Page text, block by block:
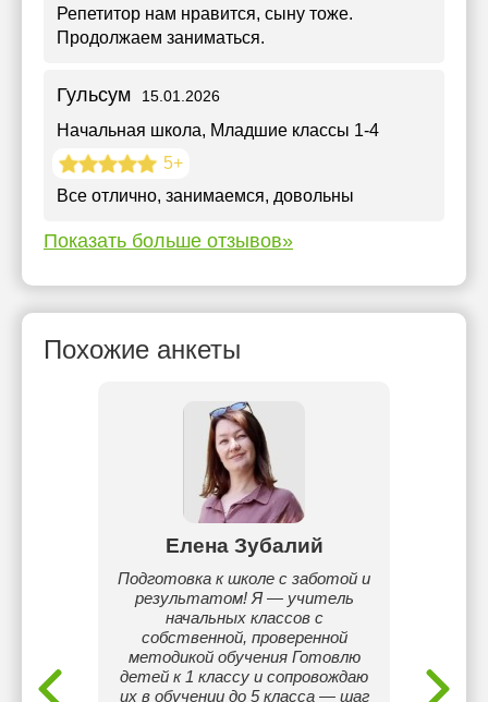
Репетитор нам нравится, сыну тоже.
Продолжаем заниматься.
Гульсум 15.01.2026
Начальная школа, Младшие классы 1-4
5+
Все отлично, занимаемся, довольны
Показать больше отзывов»
Похожие анкеты
Елена Зубалий
Подготовка к школе с заботой и
результатом! Я — учитель
начальных классов с
собственной, проверенной
методикой обучения Готовлю
детей к 1 классу и сопровождаю
их в обучении до 5 класса — шаг